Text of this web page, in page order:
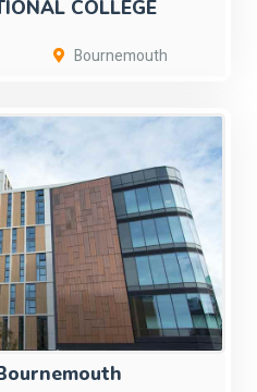
COLLEGE
Bournemouth